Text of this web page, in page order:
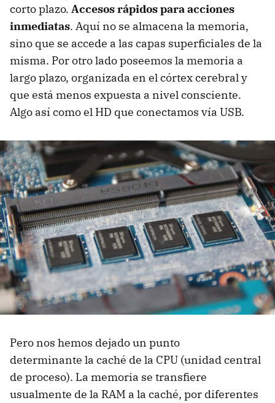
corto plazo. Accesos rápidos para acciones
inmediatas. Aquí no se almacena la memoria,
sino que se accede a las capas superficiales de la
misma. Por otro lado poseemos la memoria a
largo plazo, organizada en el córtex cerebral y
que está menos expuesta a nivel consciente.
Algo así como el HD que conectamos vía USB.
Pero nos hemos dejado un punto
determinante la caché de la CPU (unidad central
de proceso). La memoria se transfiere
usualmente de la RAM a la caché, por diferentes